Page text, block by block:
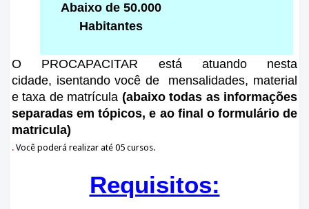
Abaixo de 50.000
Habitantes
O PROCAPACITAR está atuando nesta
cidade, isentando você de mensalidades, material
e taxa de matrícula (abaixo todas as informações
separadas em tópicos, e ao final o formulário de
matricula)
. Você poderá realizar até 05 cursos.
Requisitos: